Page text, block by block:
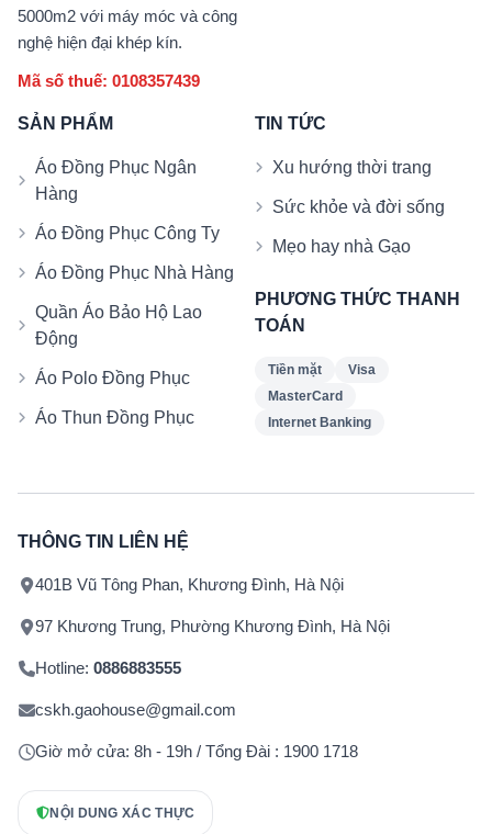
5000m2 với máy móc và công
nghệ hiện đại khép kín.
Mã số thuế: 0108357439
SẢN PHẨM
Áo Đồng Phục Ngân
Hàng
Áo Đồng Phục Công Ty
Áo Đồng Phục Nhà Hàng
Quần Áo Bảo Hộ Lao
Động
Áo Polo Đồng Phục
Áo Thun Đồng Phục
TIN TỨC
Xu hướng thời trang
Sức khỏe và đời sống
Mẹo hay nhà Gạo
PHƯƠNG THỨC THANH
TOÁN
Tiền mặt
Visa
MasterCard
Internet Banking
THÔNG TIN LIÊN HỆ
401B Vũ Tông Phan, Khương Đình, Hà Nội
97 Khương Trung, Phường Khương Đình, Hà Nội
Hotline: 0886883555
cskh.gaohouse@gmail.com
Giờ mở cửa: 8h - 19h / Tổng Đài : 1900 1718
NỘI DUNG XÁC THỰC